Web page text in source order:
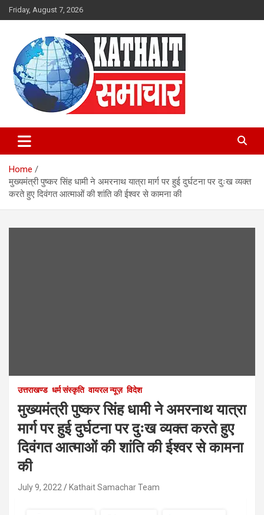
Skip
to
Friday, August 7, 2026
Kathait Samachar – Latest
Uttarakhand News in Hindi,
Uttarakhand News Headlines
Home
मुख्यमंत्री पुष्कर सिंह धामी ने अमरनाथ यात्रा मार्ग पर हुई दुर्घटना पर दुःख व्यक्त
करते हुए दिवंगत आत्माओं की शांति की ईश्वर से कामना की
उत्तराखण्ड धर्म संस्कृति वायरल न्यूज़ विदेश
मुख्यमंत्री पुष्कर सिंह धामी ने अमरनाथ यात्रा
मार्ग पर हुई दुर्घटना पर दुःख व्यक्त करते हुए
दिवंगत आत्माओं की शांति की ईश्वर से कामना
की
July 9, 2022 Kathait Samachar Team